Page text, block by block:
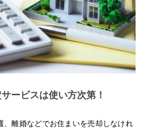
ービスは使い方次第！
、離婚などでお住まいを売却しなけれ